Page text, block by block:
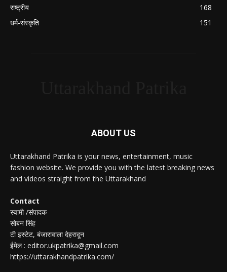
राष्ट्रीय
168
धर्म-संस्कृति
151
ABOUT US
Uttarakhand Patrika is your news, entertainment, music
fashion website. We provide you with the latest breaking news
and videos straight from the Uttarakhand
Contact
स्वामी /संपादक
सोबन सिंह
टी इस्टेट, बंजारावाला देहरादून
ईमेल : editor.ukpatrika@gmail.com
https://uttarakhandpatrika.com/